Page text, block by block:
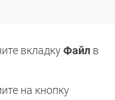
вкладкуФайл в
на кнопку